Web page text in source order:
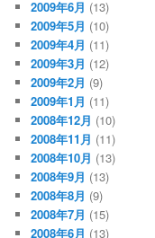
2009年6月 (13)
2009年5月 (10)
2009年4月 (11)
2009年3月 (12)
2009年2月 (9)
2009年1月 (11)
2008年12月 (10)
2008年11月 (11)
2008年10月 (13)
2008年9月 (13)
2008年8月 (9)
2008年7月 (15)
2008年6月 (13)